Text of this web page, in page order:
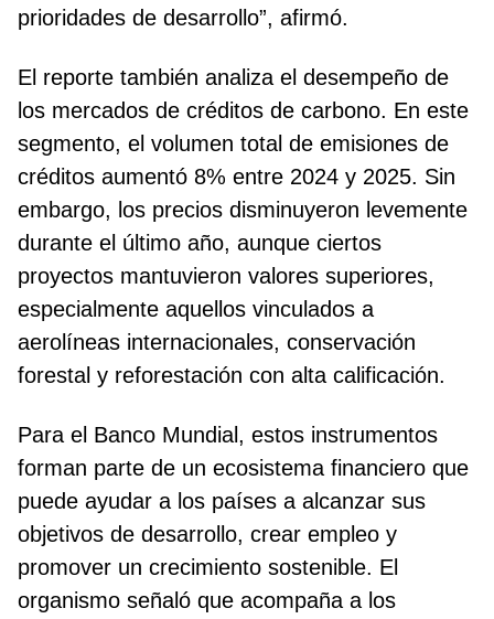
prioridades de desarrollo”, afirmó.
El reporte también analiza el desempeño de
los mercados de créditos de carbono. En este
segmento, el volumen total de emisiones de
créditos aumentó 8% entre 2024 y 2025. Sin
embargo, los precios disminuyeron levemente
durante el último año, aunque ciertos
proyectos mantuvieron valores superiores,
especialmente aquellos vinculados a
aerolíneas internacionales, conservación
forestal y reforestación con alta calificación.
Para el Banco Mundial, estos instrumentos
forman parte de un ecosistema financiero que
puede ayudar a los países a alcanzar sus
objetivos de desarrollo, crear empleo y
promover un crecimiento sostenible. El
organismo señaló que acompaña a los